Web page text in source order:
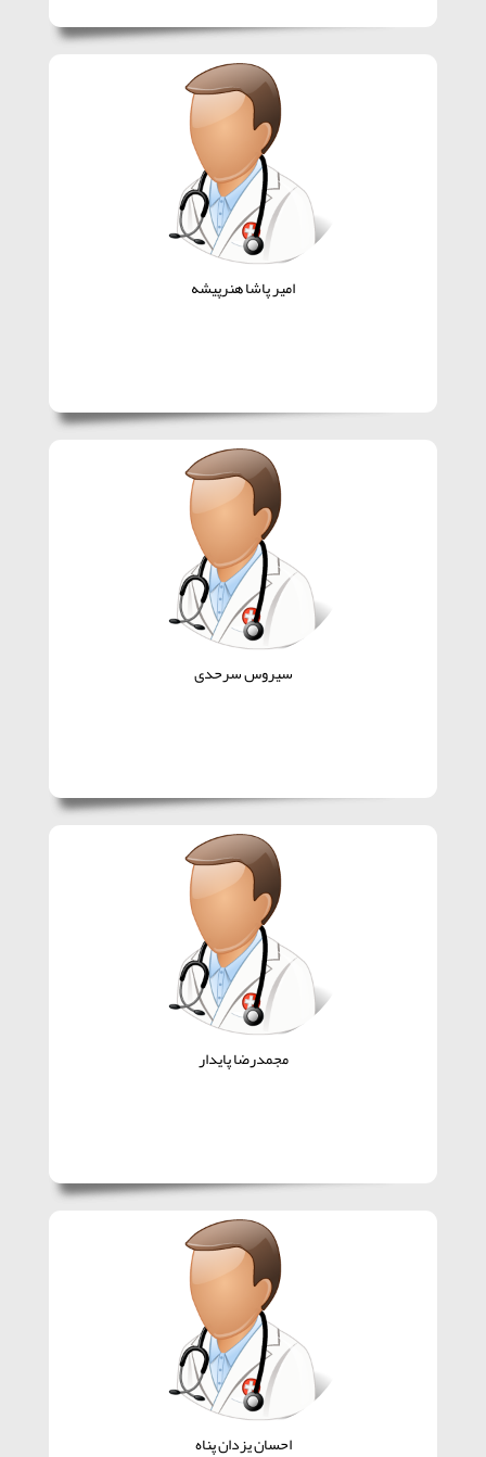
امیر پاشا هنرپیشه
سیروس سرحدی
مجمدرضا پایدار
احسان یزدان پناه